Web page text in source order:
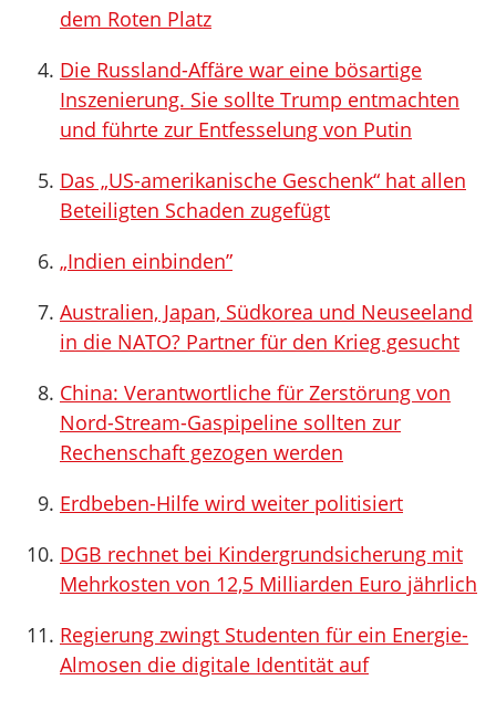
dem Roten Platz
Die Russland-Affäre war eine bösartige
Inszenierung. Sie sollte Trump entmachten
und führte zur Entfesselung von Putin
Das „US-amerikanische Geschenk“ hat allen
Beteiligten Schaden zugefügt
„Indien einbinden”
Australien, Japan, Südkorea und Neuseeland
in die NATO? Partner für den Krieg gesucht
China: Verantwortliche für Zerstörung von
Nord-Stream-Gaspipeline sollten zur
Rechenschaft gezogen werden
Erdbeben-Hilfe wird weiter politisiert
DGB rechnet bei Kindergrundsicherung mit
Mehrkosten von 12,5 Milliarden Euro jährlich
Regierung zwingt Studenten für ein Energie-
Almosen die digitale Identität auf